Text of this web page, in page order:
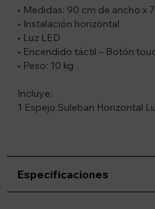
• Medidas: 90 cm de ancho x
• Instalación horizontal
• Luz LED
• Encendido táctil – Botón
• Peso: 10 kg
Incluye:
1 Espejo Suleban Horizontal
Especificaciones